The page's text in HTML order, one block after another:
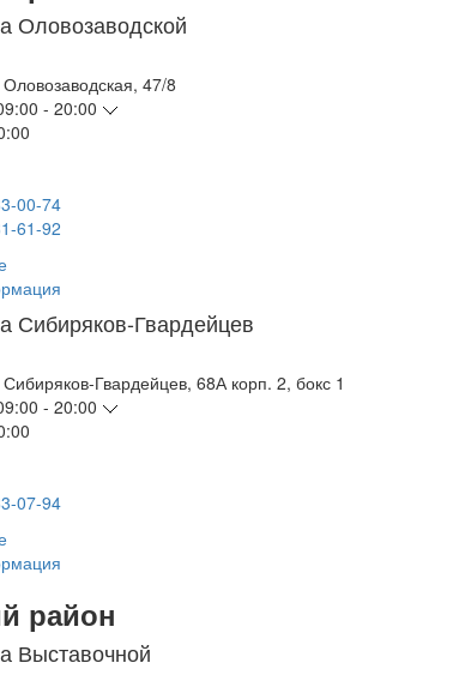
Оловозаводской
47/8
- 20:00
00-74
61-92
Сибиряков-Гвардейцев
Гвардейцев, 68А корп. 2, бокс 1
- 20:00
07-94
район
Выставочной